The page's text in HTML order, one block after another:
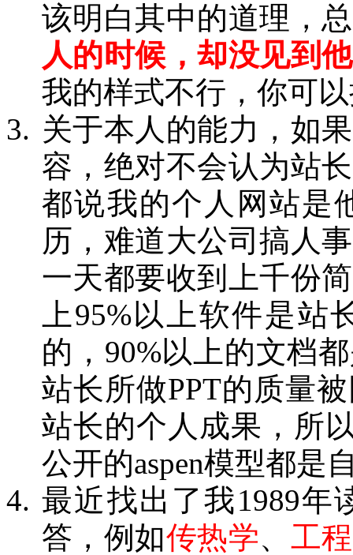
该明白其中的道理，
人的时候，却没见到
我的样式不行，你可
关于本人的能力，如
容，绝对不会认为站
都说我的个人网站是
历，难道大公司搞人
一天都要收到上千份
上95%以上软件是
的，90%以上的文档
站长所做PPT的质量
站长的个人成果，所
公开的aspen模型都是
最近找出了我1989年
答，例如传热学、 工